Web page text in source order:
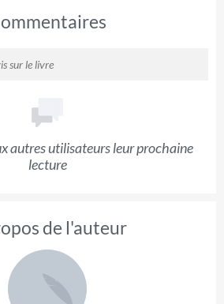
autres utilisateurs leur prochaine
lecture
de l'auteur